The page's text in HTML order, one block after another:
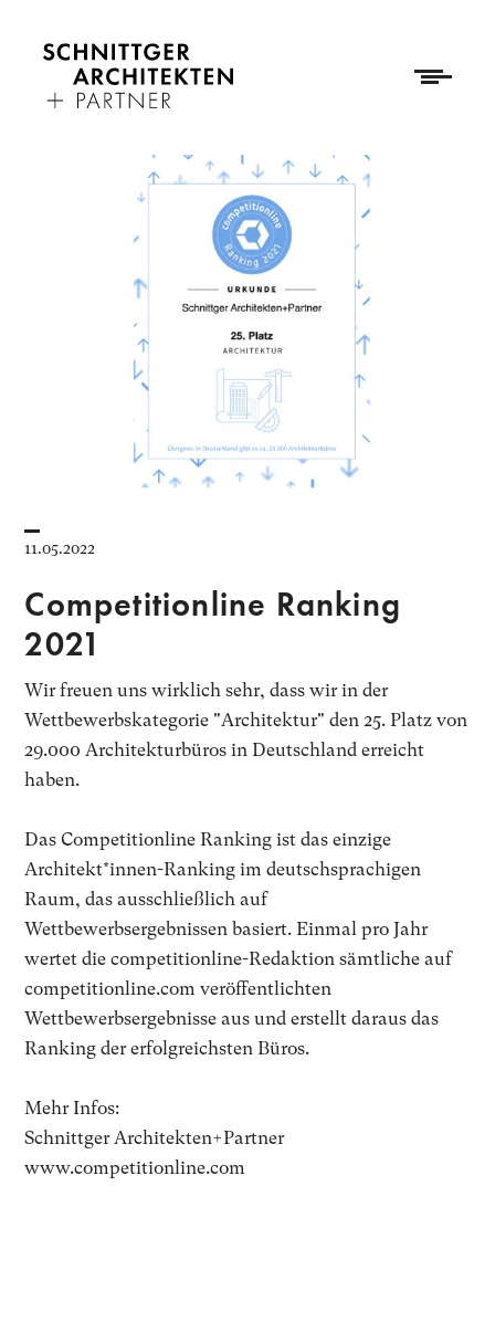
11.05.2022
Competitionline Ranking
2021
Wir freuen uns wirklich sehr, dass wir in der
Wettbewerbskategorie "Architektur" den 25. Platz von
29.000 Architekturbüros in Deutschland erreicht
haben.
Das Competitionline Ranking ist das einzige
Architekt*innen-Ranking im deutschsprachigen
Raum, das ausschließlich auf
Wettbewerbsergebnissen basiert. Einmal pro Jahr
wertet die competitionline-Redaktion sämtliche auf
competitionline.com veröffentlichten
Wettbewerbsergebnisse aus und erstellt daraus das
Ranking der erfolgreichsten Büros.
Mehr Infos:
Schnittger Architekten+Partner
www.competitionline.com